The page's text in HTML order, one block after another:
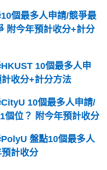
個最多人申請/競爭最
附今年預計收分+計分
10個最多人申
收分+計分方法
10個最多人申請/
個位？ 附今年預計收分
盤點10個最多人
計收分